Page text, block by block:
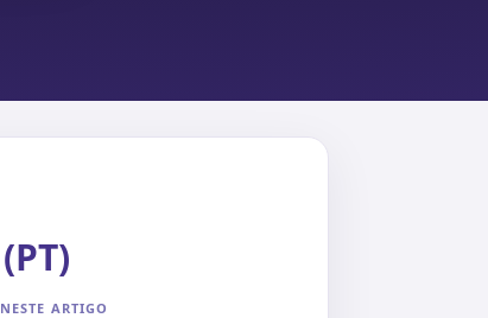
NESTE ARTIGO